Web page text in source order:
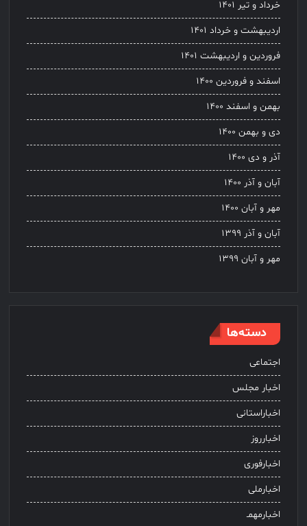
خرداد و تیر ۱۴۰۱
اردیبهشت و خرداد ۱۴۰۱
فروردین و اردیبهشت ۱۴۰۱
اسفند و فروردین ۱۴۰۰
بهمن و اسفند ۱۴۰۰
دی و بهمن ۱۴۰۰
آذر و دی ۱۴۰۰
آبان و آذر ۱۴۰۰
مهر و آبان ۱۴۰۰
آبان و آذر ۱۳۹۹
مهر و آبان ۱۳۹۹
دسته‌ها
اجتماعی
اخبار مجلس
اخباراستانی
اخبارروز
اخبارفوری
اخبارملی
اخبارمهمـ